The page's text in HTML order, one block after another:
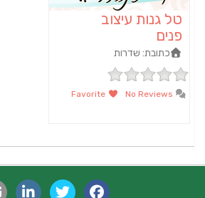
טל גנות עיצוב
פנים
כתובת: שדרות